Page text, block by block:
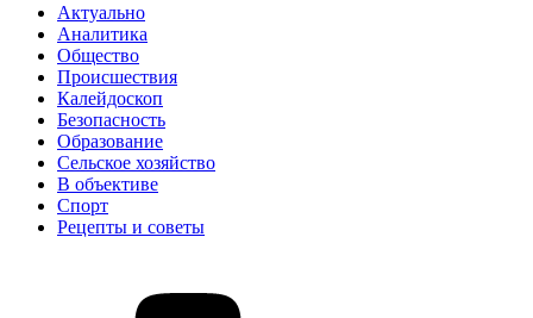
Актуально
Аналитика
Общество
Происшествия
Калейдоскоп
Безопасность
Образование
Сельское хозяйство
В объективе
Спорт
Рецепты и советы